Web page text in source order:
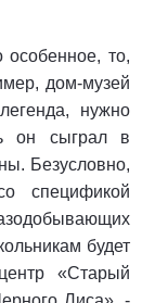
особенное, то,
дом-музей
нужно
он сыграл в
Безусловно,
спецификой
будет
«Старый